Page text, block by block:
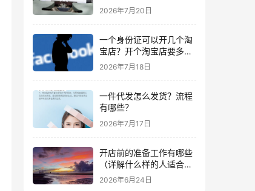
2026年7月20日
一个身份证可以开几个淘
宝店？开个淘宝店要多少
钱？
2026年7月18日
一件代发怎么发货？流程
有哪些？
2026年7月17日
开店前的准备工作有哪些
（详解什么样的人适合做
生意）
2026年6月24日